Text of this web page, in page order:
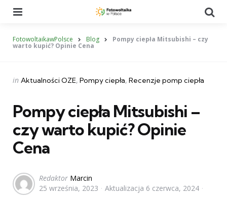
FotowoltaikawPolsce Blog Pompy ciepła Mitsubishi – czy
warto kupić? Opinie Cena
Categories
Posted
in Aktualności OZE Pompy ciepła Recenzje pomp ciepła
Pompy ciepła Mitsubishi –
czy warto kupić? Opinie
Cena
Posted
by
Redaktor Marcin
25 września, 2023
Aktualizacja 6 czerwca, 2024